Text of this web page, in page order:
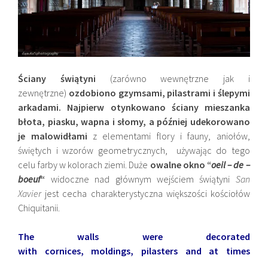
Ściany świątyni (zarówno wewnętrzne jak i
zewnętrzne) ozdobiono gzymsami, pilastrami i ślepymi
arkadami. Najpierw otynkowano ściany mieszanka
błota, piasku, wapna i słomy, a później udekorowano
je malowidłami z elementami flory i fauny, aniołów,
świętych i wzorów geometrycznych, używając do tego
celu farby w kolorach ziemi. Duże owalne okno “oeil – de –
boeuf“ widoczne nad głównym wejściem świątyni San
Xavierjest cecha charakterystyczna większości kościołów
Chiquitanii.
The walls were decorated
with cornices, moldings, pilasters and at times